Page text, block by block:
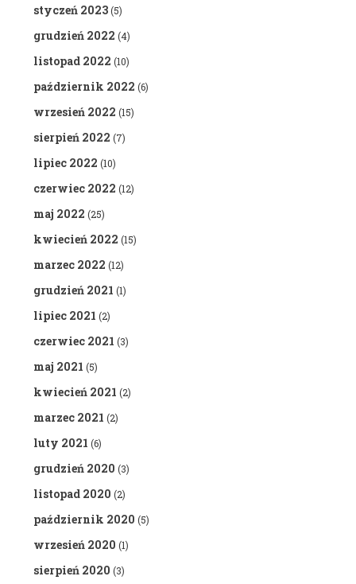
styczeń 2023(5)
grudzień 2022 (4)
listopad 2022 (10)
październik 2022 (6)
wrzesień 2022 (15)
sierpień 2022 (7)
lipiec 2022 (10)
czerwiec 2022 (12)
maj 2022 (25)
kwiecień 2022 (15)
marzec 2022 (12)
grudzień 2021 (1)
lipiec 2021 (2)
czerwiec 2021 (3)
maj 2021 (5)
kwiecień 2021 (2)
marzec 2021 (2)
luty 2021 (6)
grudzień 2020 (3)
listopad 2020 (2)
październik 2020 (5)
wrzesień 2020 (1)
sierpień 2020 (3)